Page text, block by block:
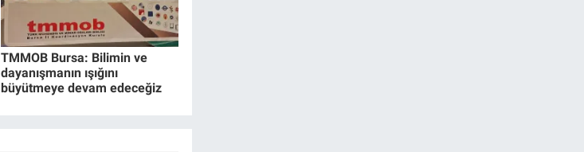
TMMOB Bursa: Bilimin ve
dayanışmanın ışığını
büyütmeye devam edeceğiz